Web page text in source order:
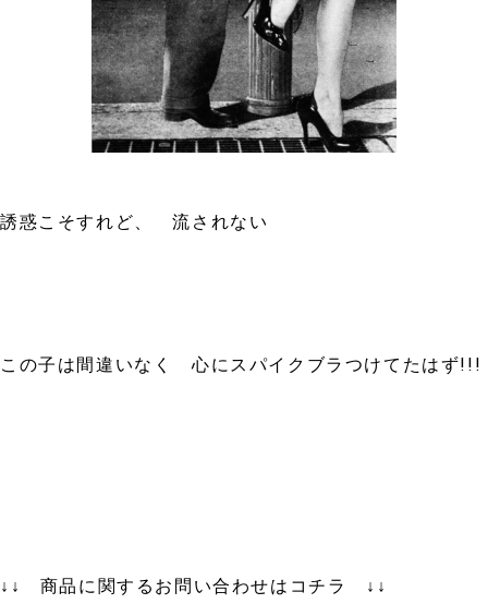
誘惑こそすれど、 流されな い
この子は間違いなく 心にスパイクブラつけてたはず!!!
↓↓ 商品に関するお問い合わせはコチラ ↓↓